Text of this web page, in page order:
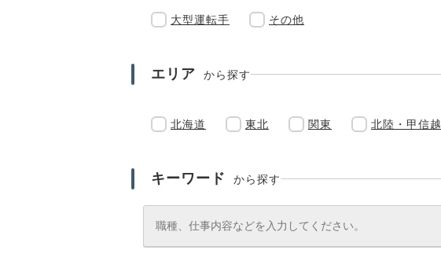
大型運転手 その他
エリア から探す
北海道 東北 関東 北陸・甲信越
キーワード から探す